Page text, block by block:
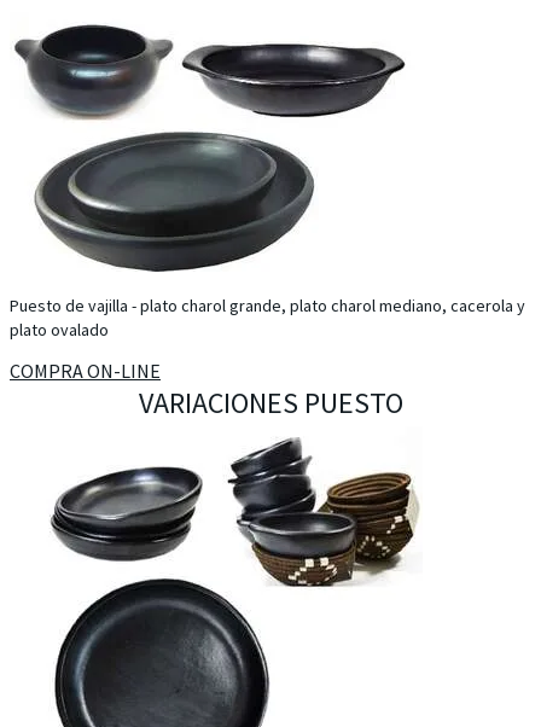
Puesto de vajilla - plato charol grande, plato charol mediano, cacerola y
plato ovalado
COMPRA ON-LINE
VARIACIONES PUESTO